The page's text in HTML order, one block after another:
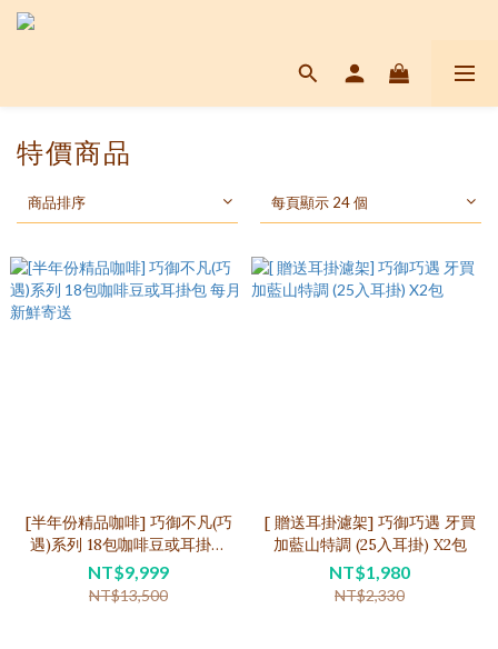
特價商品
商品排序 每頁顯示 24 個
[半年份精品咖啡] 巧御不凡(巧
遇)系列 18包咖啡豆或耳掛包
每月新鮮寄送
NT$9,999
NT$13,500
[ 贈送耳掛濾架] 巧御巧遇 牙買
加藍山特調 (25入耳掛) X2包
NT$1,980
NT$2,330